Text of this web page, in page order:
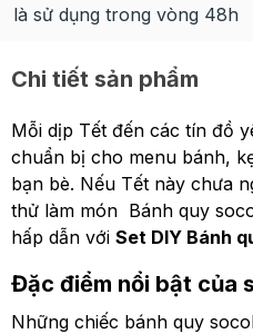
là sử dụng trong vòng 48h
Chi tiết sản phẩm
Mỗi dịp Tết đến các tín đồ
chuẩn bị cho menu bánh,
bạn bè. Nếu Tết này chưa
thử làm món Bánh quy
hấp dẫn với Set DIY Bánh
Đặc điểm nổi bật của
Những chiếc bánh quy